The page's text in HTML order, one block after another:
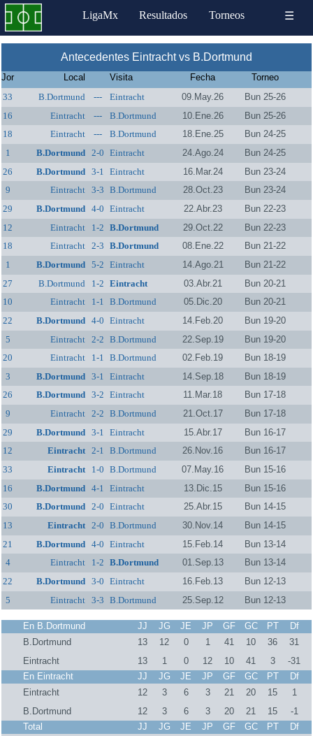
LigaMx Resultados Torneos ☰
Antecedentes Eintracht vs B.Dortmund
Jor Local Visita Fecha
Torneo
33
B.Dortmund --- Eintracht 09.May.26
Bun 25-26
16
Eintracht --- B.Dortmund 10.Ene.26
Bun 25-26
18
Eintracht --- B.Dortmund 18.Ene.25
Bun 24-25
1
B.Dortmund 2-0 Eintracht 24.Ago.24
Bun 24-25
26
B.Dortmund 3-1 Eintracht 16.Mar.24
Bun 23-24
9
Eintracht 3-3 B.Dortmund 28.Oct.23
Bun 23-24
29
B.Dortmund 4-0 Eintracht 22.Abr.23
Bun 22-23
12
Eintracht 1-2 B.Dortmund 29.Oct.22
Bun 22-23
18
Eintracht 2-3 B.Dortmund 08.Ene.22
Bun 21-22
1
B.Dortmund 5-2 Eintracht 14.Ago.21
Bun 21-22
27
B.Dortmund 1-2 Eintracht 03.Abr.21
Bun 20-21
10
Eintracht 1-1 B.Dortmund 05.Dic.20
Bun 20-21
22
B.Dortmund 4-0 Eintracht 14.Feb.20
Bun 19-20
5
Eintracht 2-2 B.Dortmund 22.Sep.19
Bun 19-20
20
Eintracht 1-1 B.Dortmund 02.Feb.19
Bun 18-19
3
B.Dortmund 3-1 Eintracht 14.Sep.18
Bun 18-19
26
B.Dortmund 3-2 Eintracht 11.Mar.18
Bun 17-18
9
Eintracht 2-2 B.Dortmund 21.Oct.17
Bun 17-18
29
B.Dortmund 3-1 Eintracht 15.Abr.17
Bun 16-17
12
Eintracht 2-1 B.Dortmund 26.Nov.16
Bun 16-17
33
Eintracht 1-0 B.Dortmund 07.May.16
Bun 15-16
16
B.Dortmund 4-1 Eintracht 13.Dic.15
Bun 15-16
30
B.Dortmund 2-0 Eintracht 25.Abr.15
Bun 14-15
13
Eintracht 2-0 B.Dortmund 30.Nov.14
Bun 14-15
21
B.Dortmund 4-0 Eintracht 15.Feb.14
Bun 13-14
4
Eintracht 1-2 B.Dortmund 01.Sep.13
Bun 13-14
22
B.Dortmund 3-0 Eintracht 16.Feb.13
Bun 12-13
5
Eintracht 3-3 B.Dortmund 25.Sep.12 Bun 12-13
En B.Dortmund JJ JG JE JP GF GC PT
Df
B.Dortmund
13 12 0 1 41 10 36
31
Eintracht
13 1 0 12 10 41 3
-31
En Eintracht
JJ JG JE JP GF GC PT
Df
Eintracht
12 3 6 3 21 20 15
1
B.Dortmund
12 3 6 3 20 21 15
-1
Total
JJ JG JE JP GF GC PT
Df